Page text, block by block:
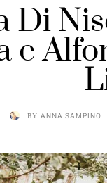
Di
e
BY ANNA SAMPINO